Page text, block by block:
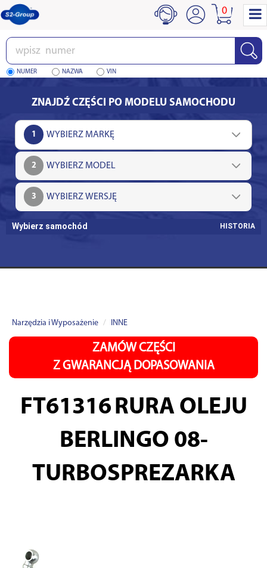
Wpisz
numer
NUMER NAZWA VIN
0
ZNAJDŹ CZĘŚCI PO MODELU SAMOCHODU
1
2
3
Wybierz samochód HISTORIA
Narzędzia i Wyposażenie INNE
ZAMÓW CZĘŚCI
Z GWARANCJĄ DOPASOWANIA
FT61316 RURA OLEJU
BERLINGO 08-
TURBOSPREZARKA